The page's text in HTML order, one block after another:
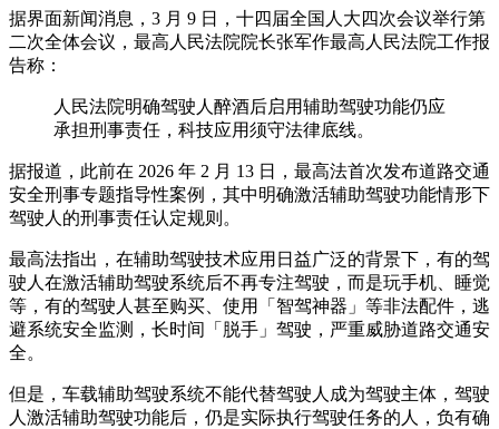
据界面新闻消息，3 月 9 日，十四届全国人大四次会议举行第
二次全体会议，最高人民法院院长张军作最高人民法院工作报
告称：
人民法院明确驾驶人醉酒后启用辅助驾驶功能仍应
承担刑事责任，科技应用须守法律底线。
据报道，此前在 2026 年 2 月 13 日，最高法首次发布道路交通
安全刑事专题指导性案例，其中明确激活辅助驾驶功能情形下
驾驶人的刑事责任认定规则。
最高法指出，在辅助驾驶技术应用日益广泛的背景下，有的驾
驶人在激活辅助驾驶系统后不再专注驾驶，而是玩手机、睡觉
等，有的驾驶人甚至购买、使用「智驾神器」等非法配件，逃
避系统安全监测，长时间「脱手」驾驶，严重威胁道路交通安
全。
但是，车载辅助驾驶系统不能代替驾驶人成为驾驶主体，驾驶
人激活辅助驾驶功能后，仍是实际执行驾驶任务的人，负有确